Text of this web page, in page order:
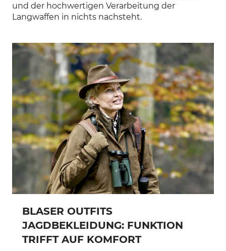
und der hochwertigen Verarbeitung der
Langwaffen in nichts nachsteht.
BLASER OUTFITS
JAGDBEKLEIDUNG: FUNKTION
TRIFFT AUF KOMFORT